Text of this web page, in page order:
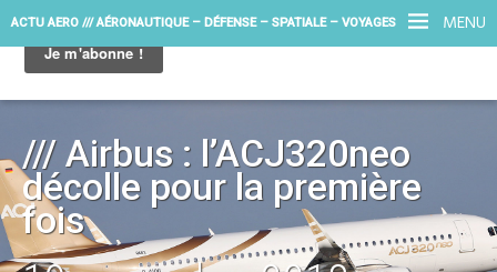
MENU
ACTU AERO /// AÉRONAUTIQUE – DÉFENSE – SPATIALE – VOYAGES
/// Airbus : l’ACJ320neo
décolle pour la première
fois